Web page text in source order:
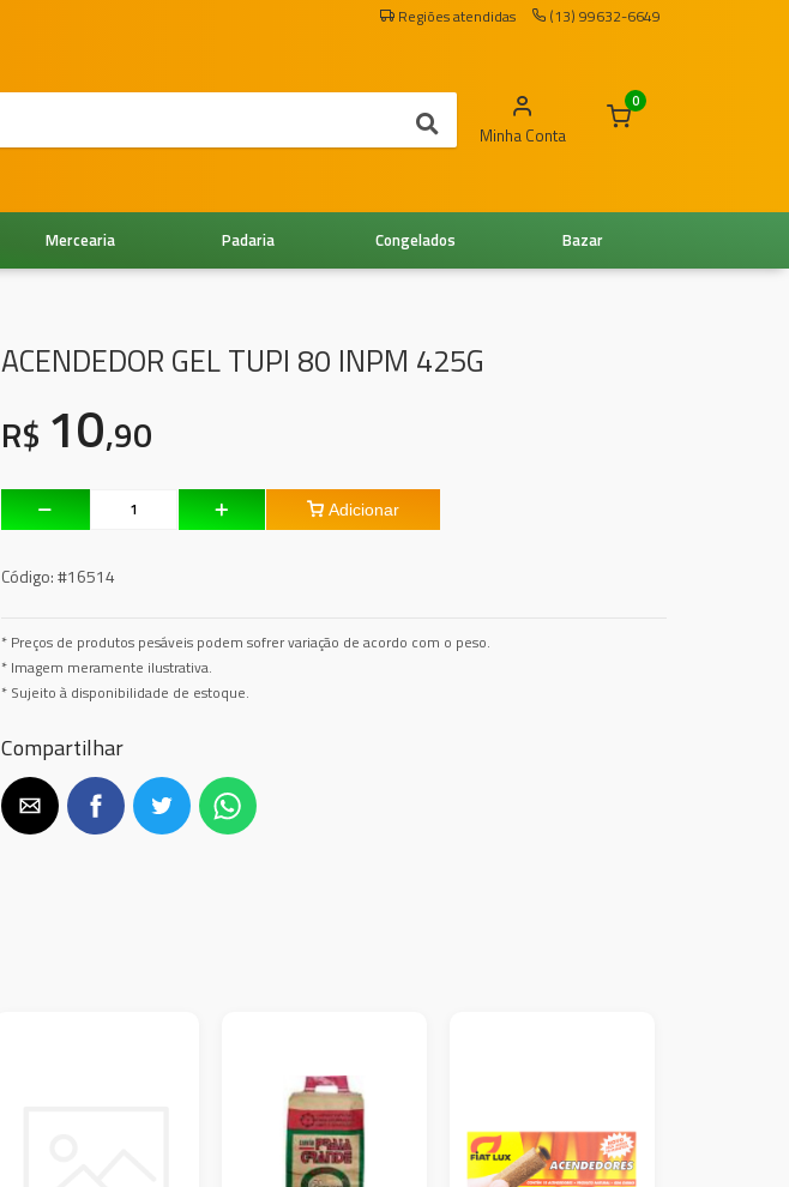
Regiões atendidas (13) 99632-6649
Minha Conta
0
Bazar
Congelados
Padaria
Mercearia
ACENDEDOR GEL TUPI 80 INPM 425G
R$ 10,90
Adicionar
Código:#16514
* Preços de produtos pesáveis podem sofrer variação de acordo com o peso.
* Imagem meramente ilustrativa.
* Sujeito à disponibilidade de estoque.
Compartilhar